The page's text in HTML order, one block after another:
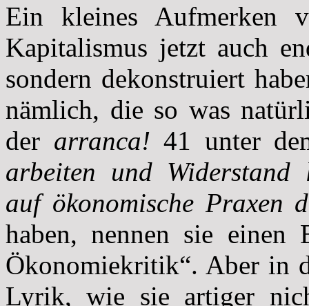
Ein kleines Aufmerken
Kapitalismus jetzt auch
sondern dekonstruiert
nämlich, die so was
der arranca! 41 unter
arbeiten und Widerstand
auf ökonomische Praxen
haben, nennen sie einen
Ökonomiekritik“. Aber in
Lyrik, wie sie artiger